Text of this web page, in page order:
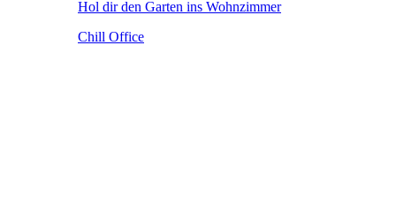
Hol dir den Garten ins Wohnzimmer
Chill Office